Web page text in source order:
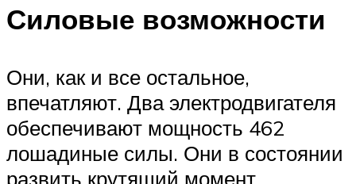
Силовые возможности
Они, как и все остальное,
впечатляют. Два электродвигателя
обеспечивают мощность 462
лошадиные силы. Они в состоянии
развить крутящий момент